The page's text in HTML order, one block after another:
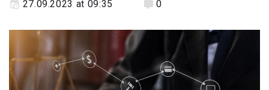
27.09.2023 at 09:35 0